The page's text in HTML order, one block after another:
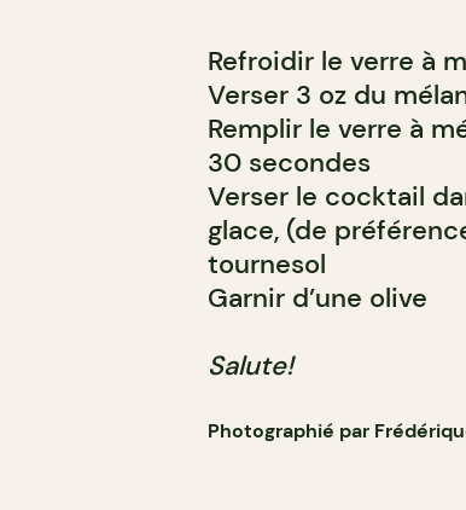
Refroidir le verre à
Verser 3 oz du
Remplir le verre à
30 secondes
Verser le cocktail
glace, (de
tournesol
Garnir d’une olive
Salute!
Photographié par